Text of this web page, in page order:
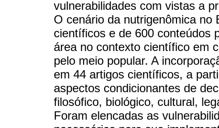
vulnerabilidades com vistas a
O cenário da nutrigenômica no
científicos e de 600 conteúdos
área no contexto científico em
pelo meio popular. A
em 44 artigos científicos, a
aspectos condicionantes de
filosófico, biológico, cultural,
Foram elencadas as